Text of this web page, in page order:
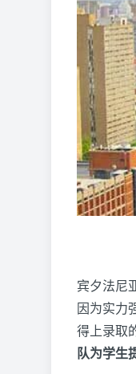
宾夕法尼
因为实力
得上录取
队为学生